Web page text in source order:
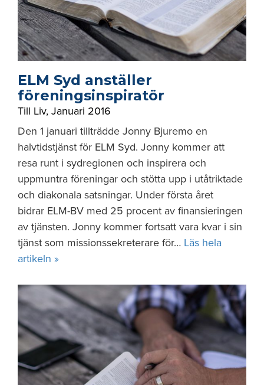
ELM Syd anställer
föreningsinspiratör
Till Liv, Januari 2016
Den 1 januari tillträdde Jonny Bjuremo en
halvtidstjänst för ELM Syd. Jonny kommer att
resa runt i sydregionen och inspirera och
uppmuntra föreningar och stötta upp i utåtriktade
och diakonala satsningar. Under första året
bidrar ELM-BV med 25 procent av finansieringen
av tjänsten. Jonny kommer fortsatt vara kvar i sin
tjänst som missionssekreterare för… Läs hela
artikeln »